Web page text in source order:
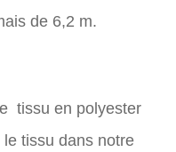
de 6,2 m.
tissu en polyester
tissu dans notre